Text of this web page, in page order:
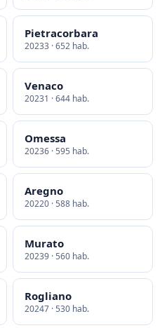
Pietracorbara
20233 · 652 hab.
Venaco
20231 · 644 hab.
Omessa
20236 · 595 hab.
Aregno
20220 · 588 hab.
Murato
20239 · 560 hab.
Rogliano
20247 · 530 hab.